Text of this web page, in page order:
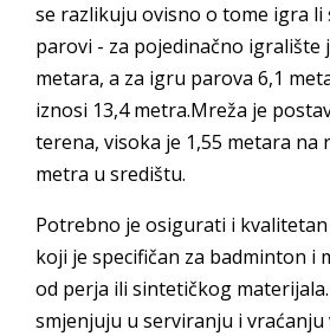
se razlikuju ovisno o tome igra li
parovi - za pojedinačno igralište
metara, a za igru parova 6,1
iznosi 13,4 metra.Mreža je
terena, visoka je 1,55 metara na
metra u središtu.
Potrebno je osigurati i
koji je specifičan za badminton i
od perja ili sintetičkog
smjenjuju u serviranju i